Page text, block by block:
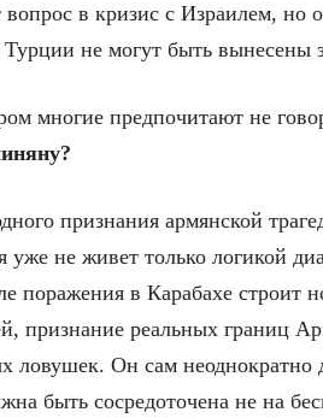
в кризис с Израилем, но
не могут быть вынесены
многие предпочитают не
признания армянской
не живет только логикой
поражения в Карабахе строит
признание реальных границ
ловушек. Он сам неоднократно
быть сосредоточена не на